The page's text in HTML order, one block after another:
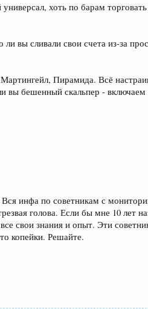
хоть по барам
вы сливали свои счета из-за
Пирамида. Всё
вы бешенный скальпер -
инфа по советникам с
голова. Если бы мне 10 лет
свои знания и опыт. Эти
копейки. Решайте.